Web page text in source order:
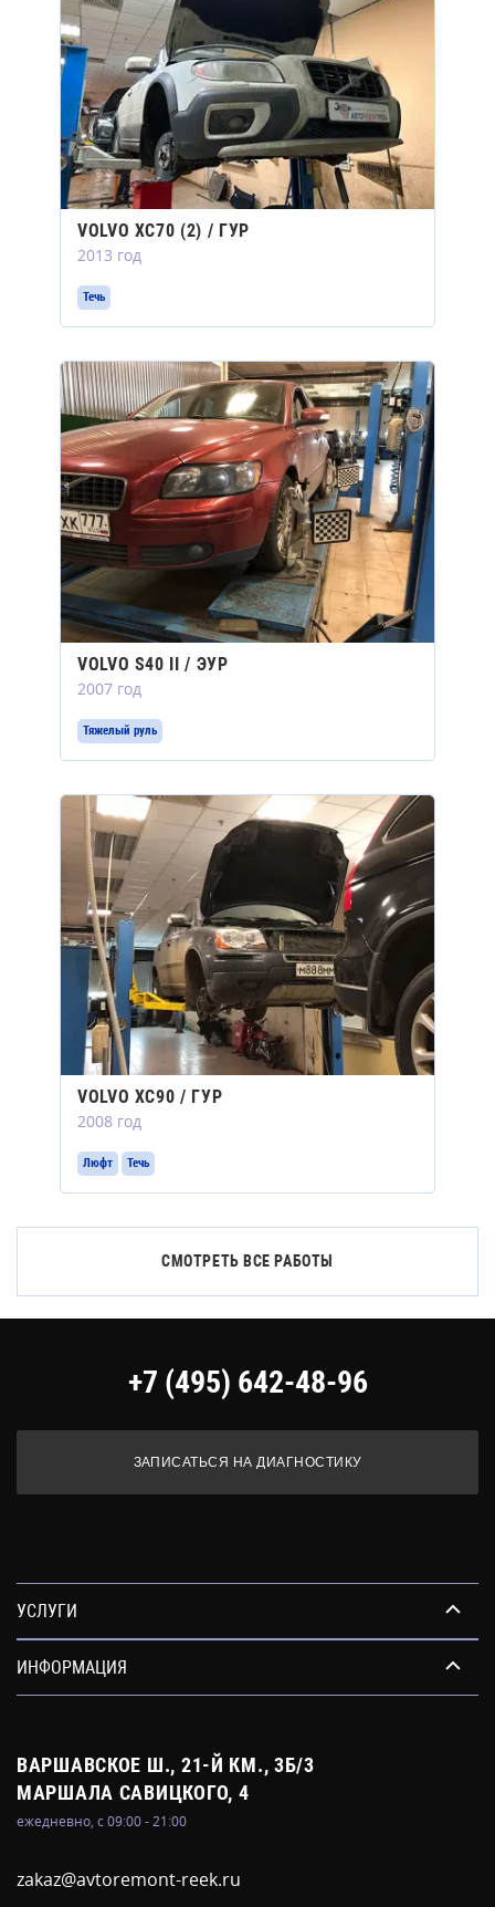
VOLVO XC70 (2) / ГУР
2013 год
Течь
VOLVO S40 II / ЭУР
2007 год
Тяжелый руль
VOLVO XC90 / ГУР
2008 год
Люфт Течь
СМОТРЕТЬ ВСЕ РАБОТЫ
+7 (495) 642-48-96
ЗАПИСАТЬСЯ НА ДИАГНОСТИКУ
ВАРШАВСКОЕ Ш., 21-Й КМ., 3Б/3
МАРШАЛА САВИЦКОГО, 4
ежедневно, с 09:00 - 21:00
zakaz@avtoremont-reek.ru
УСЛУГИ
ИНФОРМАЦИЯ